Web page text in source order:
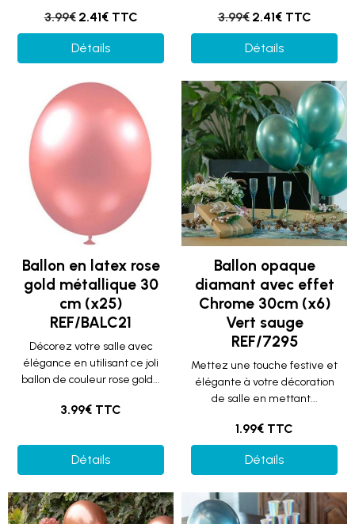
3.99€ 2.41€ TTC
Détails
3.99€ 2.41€ TTC
Détails
Ballon en latex rose
gold métallique 30
cm (x25)
REF/BALC21
Décorez votre salle avec
élégance en utilisant ce joli
ballon de couleur rose gold...
3.99€ TTC
Détails
Ballon opaque
diamant avec effet
Chrome 30cm (x6)
Vert sauge
REF/7295
Mettez une touche festive et
élégante à votre décoration
de salle en mettant...
1.99€ TTC
Détails